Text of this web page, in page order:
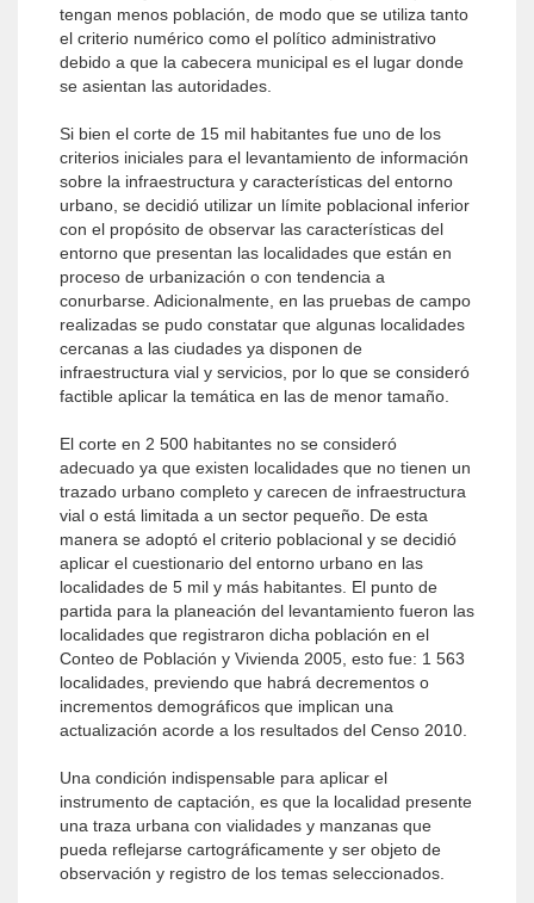
tengan menos población, de modo que se utiliza tanto
el criterio numérico como el político administrativo
debido a que la cabecera municipal es el lugar donde
se asientan las autoridades.
Si bien el corte de 15 mil habitantes fue uno de los
criterios iniciales para el levantamiento de información
sobre la infraestructura y características del entorno
urbano, se decidió utilizar un límite poblacional inferior
con el propósito de observar las características del
entorno que presentan las localidades que están en
proceso de urbanización o con tendencia a
conurbarse. Adicionalmente, en las pruebas de campo
realizadas se pudo constatar que algunas localidades
cercanas a las ciudades ya disponen de
infraestructura vial y servicios, por lo que se consideró
factible aplicar la temática en las de menor tamaño.
El corte en 2 500 habitantes no se consideró
adecuado ya que existen localidades que no tienen un
trazado urbano completo y carecen de infraestructura
vial o está limitada a un sector pequeño. De esta
manera se adoptó el criterio poblacional y se decidió
aplicar el cuestionario del entorno urbano en las
localidades de 5 mil y más habitantes. El punto de
partida para la planeación del levantamiento fueron las
localidades que registraron dicha población en el
Conteo de Población y Vivienda 2005, esto fue: 1 563
localidades, previendo que habrá decrementos o
incrementos demográficos que implican una
actualización acorde a los resultados del Censo 2010.
Una condición indispensable para aplicar el
instrumento de captación, es que la localidad presente
una traza urbana con vialidades y manzanas que
pueda reflejarse cartográficamente y ser objeto de
observación y registro de los temas seleccionados.